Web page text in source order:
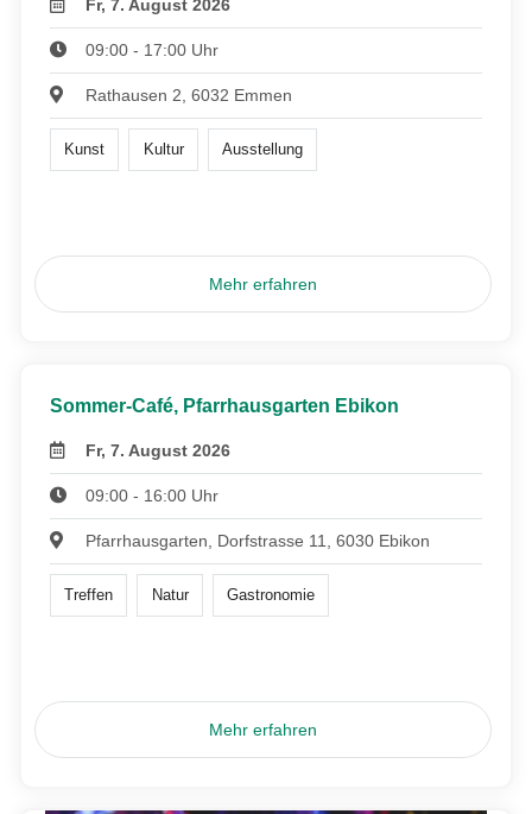
Fr, 7. August 2026
09:00 - 17:00 Uhr
Rathausen 2, 6032 Emmen
Kunst Kultur Ausstellung
Mehr erfahren
Sommer-Café, Pfarrhausgarten Ebikon
Fr, 7. August 2026
09:00 - 16:00 Uhr
Pfarrhausgarten, Dorfstrasse 11, 6030 Ebikon
Treffen Natur Gastronomie
Mehr erfahren